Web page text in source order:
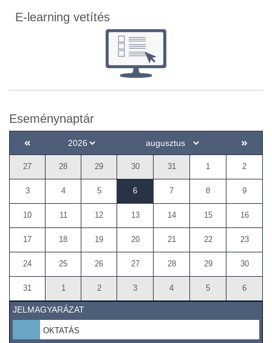
E-learning vetítés
Eseménynaptár
« »
27 28 29 30 31 1 2
3 4 5 6 7 8 9
10 11 12 13 14 15 16
17 18 19 20 21 22 23
24 25 26 27 28 29 30
31 1 2 3 4 5 6
JELMAGYARÁZAT
OKTATÁS